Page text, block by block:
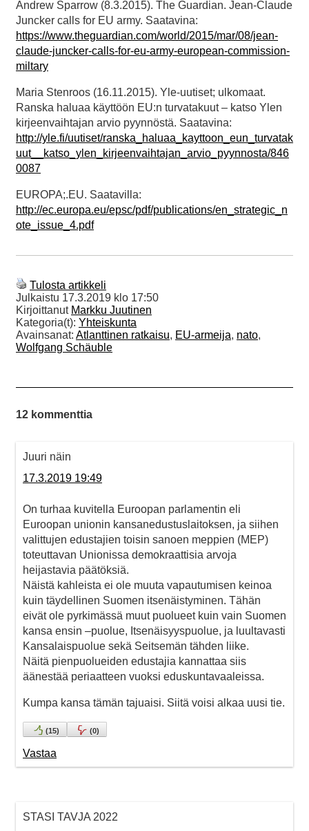
Andrew Sparrow (8.3.2015). The Guardian. Jean-Claude
Juncker calls for EU army. Saatavina:
https://www.theguardian.com/world/2015/mar/08/jean-
claude-juncker-calls-for-eu-army-european-commission-
miltary
Maria Stenroos (16.11.2015). Yle-uutiset; ulkomaat.
Ranska haluaa käyttöön EU:n turvatakuut – katso Ylen
kirjeenvaihtajan arvio pyynnöstä. Saatavina:
http://yle.fi/uutiset/ranska_haluaa_kayttoon_eun_turvatak
uut__katso_ylen_kirjeenvaihtajan_arvio_pyynnosta/846
0087
EUROPA;.EU. Saatavilla:
http://ec.europa.eu/epsc/pdf/publications/en_strategic_n
ote_issue_4.pdf
Tulosta artikkeli
Julkaistu 17.3.2019 klo 17:50
Kirjoittanut Markku Juutinen
Kategoria(t): Yhteiskunta
Avainsanat: Atlanttinen ratkaisu, EU-armeija, nato,
Wolfgang Schäuble
12 kommenttia
Juuri näin
17.3.2019 19:49
On turhaa kuvitella Euroopan parlamentin eli
Euroopan unionin kansanedustuslaitoksen, ja siihen
valittujen edustajien toisin sanoen meppien (MEP)
toteuttavan Unionissa demokraattisia arvoja
heijastavia päätöksiä.
Näistä kahleista ei ole muuta vapautumisen keinoa
kuin täydellinen Suomen itsenäistyminen. Tähän
eivät ole pyrkimässä muut puolueet kuin vain Suomen
kansa ensin –puolue, Itsenäisyyspuolue, ja luultavasti
Kansalaispuolue sekä Seitsemän tähden liike.
Näitä pienpuolueiden edustajia kannattaa siis
äänestää periaatteen vuoksi eduskuntavaaleissa.
Kumpa kansa tämän tajuaisi. Siitä voisi alkaa uusi tie.
(15) (0)
Vastaa
STASI TAVJA 2022